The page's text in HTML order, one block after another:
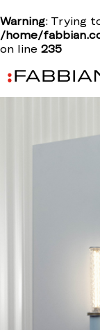
Warning: Trying
/home/
on line 235